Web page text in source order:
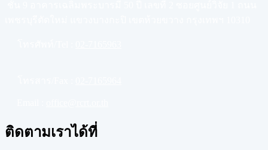
ติดตามเราได้ที่